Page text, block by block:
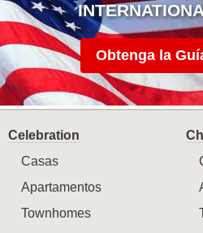
Obtenga la
Celebration
Casas
Apartamentos
Townhomes